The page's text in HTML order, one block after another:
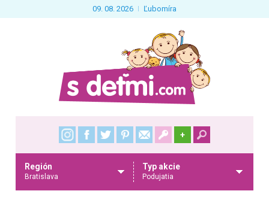
09. 08. 2026 Ľubomíra
+
Región
Bratislava
Typ akcie
Podujatia